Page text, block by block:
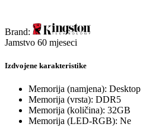
Brand:
Jamstvo 60 mjeseci
Izdvojene karakteristike
Memorija (namjena): Desktop
Memorija (vrsta): DDR5
Memorija (količina): 32GB
Memorija (LED-RGB): Ne